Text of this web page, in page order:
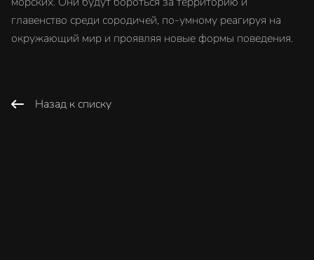
главенство среди сородичей, по-умному реагируя на
окружающий мир и проявляя новые формы поведения.
Назад к списку